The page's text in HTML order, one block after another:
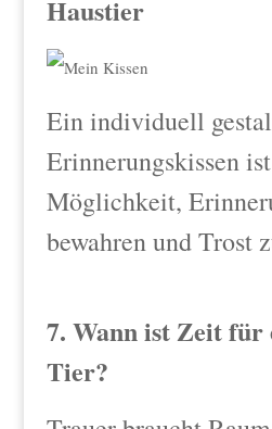
Haustier
Ein individuell
Erinnerungskissen
Möglichkeit,
bewahren und Trost
7. Wann ist Zeit für
Tier?